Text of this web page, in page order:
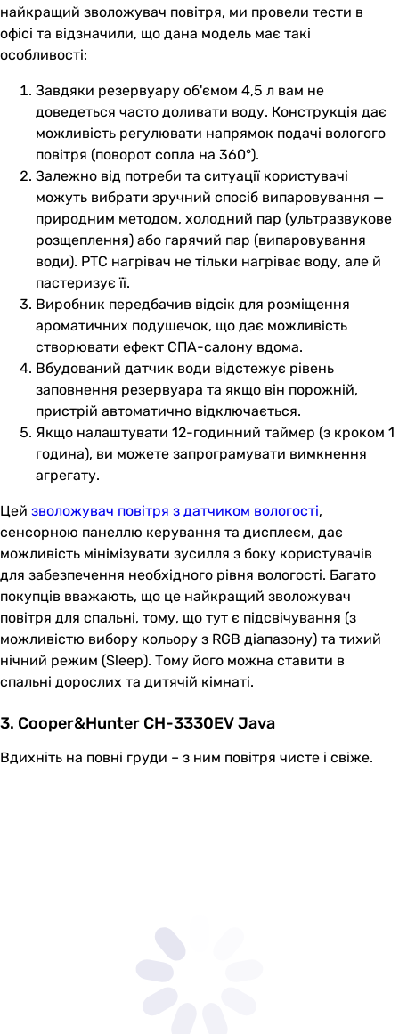
найкращий зволожувач повітря, ми провели тести в
офісі та відзначили, що дана модель має такі
особливості:
Завдяки резервуару об'ємом 4,5 л вам не
доведеться часто доливати воду. Конструкція дає
можливість регулювати напрямок подачі вологого
повітря (поворот сопла на 360°).
Залежно від потреби та ситуації користувачі
можуть вибрати зручний спосіб випаровування —
природним методом, холодний пар (ультразвукове
розщеплення) або гарячий пар (випаровування
води). РТС нагрівач не тільки нагріває воду, але й
пастеризує її.
Виробник передбачив відсік для розміщення
ароматичних подушечок, що дає можливість
створювати ефект СПА-салону вдома.
Вбудований датчик води відстежує рівень
заповнення резервуара та якщо він порожній,
пристрій автоматично відключається.
Якщо налаштувати 12-годинний таймер (з кроком 1
година), ви можете запрограмувати вимкнення
агрегату.
Цей зволожувач повітря з датчиком вологості,
сенсорною панеллю керування та дисплеєм, дає
можливість мінімізувати зусилля з боку користувачів
для забезпечення необхідного рівня вологості. Багато
покупців вважають, що це найкращий зволожувач
повітря для спальні, тому, що тут є підсвічування (з
можливістю вибору кольору з RGB діапазону) та тихий
нічний режим (Sleep). Тому його можна ставити в
спальні дорослих та дитячій кімнаті.
3. Cooper&Hunter CH-3330EV Java
Вдихніть на повні груди – з ним повітря чисте і свіже.